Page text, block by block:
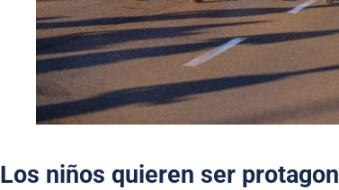
Los niños quieren ser